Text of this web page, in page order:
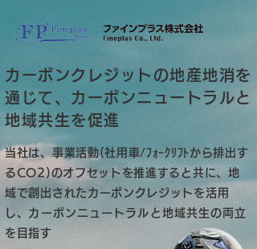
カーボンクレジットの地産地消を
通じて、カーボンニュートラルと
地域共生を促進
当社は、事業活動(社用車/ﾌｫｰｸﾘﾌﾄから排出す
るCO2)のオフセットを推進すると共に、地
域で創出されたカーボンクレジットを活用
し、 カーボンニュートラルと地域共生の両立
を目指す